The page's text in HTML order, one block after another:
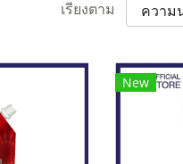
เรียงตาม
New